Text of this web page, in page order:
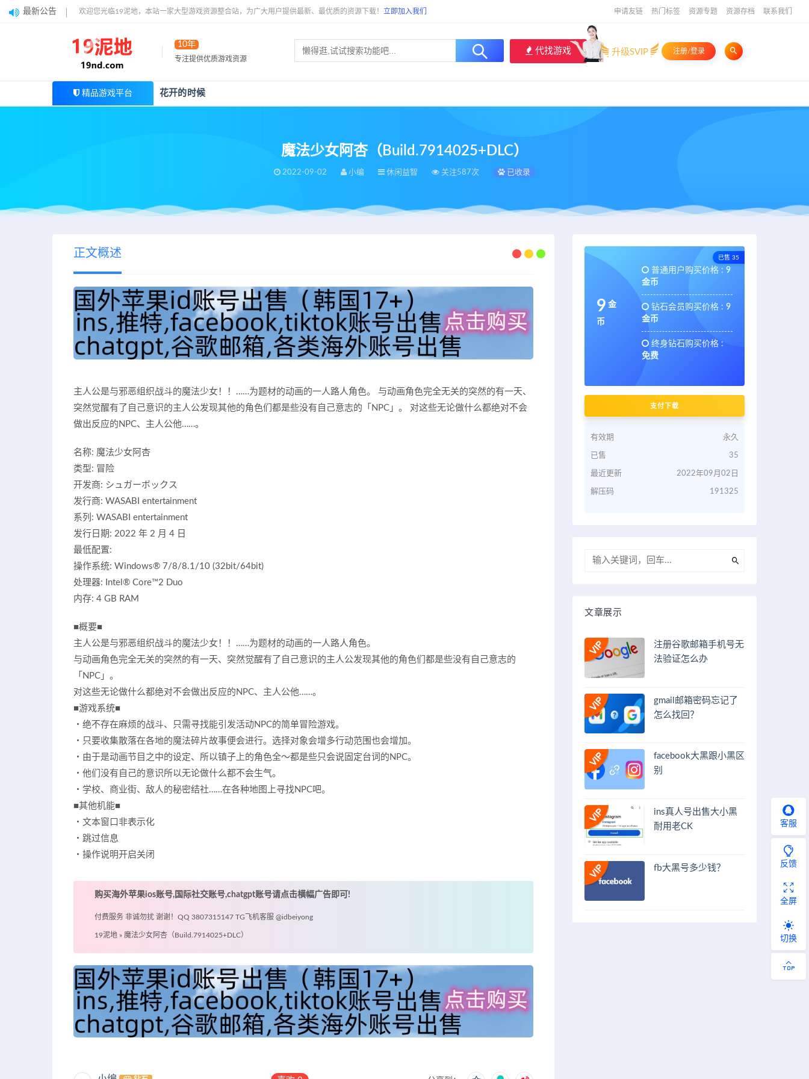
最新公告 欢迎您光临19泥地，本站一家大型游戏资源整合站，为广大用户提供最新、最优质的资源下载！ 立即加入我们 申请友链 热门标签 资源专题 资源存档 联系我们
10年
专注提供优质游戏资源
代找游戏 升级SVIP 注册/登录
精品游戏平台 花开的时候
魔法少女阿杏（Build.7914025+DLC）
2022-09-02 小编 休闲益智 关注587次 已收录
正文概述
主人公是与邪恶组织战斗的魔法少女！！……为题材的动画的一人路人角色。 与动画角色完全无关的突然的有一天、
突然觉醒有了自己意识的主人公发现其他的角色们都是些没有自己意志的「NPC」。 对这些无论做什么都绝对不会
做出反应的NPC、主人公他……。
名称: 魔法少女阿杏
类型: 冒险
开发商: シュガーボックス
发行商: WASABI entertainment
系列: WASABI entertainment
发行日期: 2022 年 2 月 4 日
最低配置:
操作系统: Windows® 7/8/8.1/10 (32bit/64bit)
处理器: Intel® Core™2 Duo
内存: 4 GB RAM
■概要■
主人公是与邪恶组织战斗的魔法少女！！……为题材的动画的一人路人角色。
与动画角色完全无关的突然的有一天、突然觉醒有了自己意识的主人公发现其他的角色们都是些没有自己意志的
「NPC」。
对这些无论做什么都绝对不会做出反应的NPC、主人公他……。
■游戏系统■
・绝不存在麻烦的战斗、只需寻找能引发活动NPC的简单冒险游戏。
・只要收集散落在各地的魔法碎片故事便会进行。选择对象会增多行动范围也会增加。
・由于是动画节目之中的设定、所以镇子上的角色全～都是些只会说固定台词的NPC。
・他们没有自己的意识所以无论做什么都不会生气。
・学校、商业街、敌人的秘密结社……在各种地图上寻找NPC吧。
■其他机能■
・文本窗口非表示化
・跳过信息
・操作说明开启关闭
购买海外苹果ios账号,国际社交账号,chatgpt账号请点击横幅广告即可!
付费服务 非诚勿扰 谢谢！QQ 3807315147 TG飞机客服 @idbeiyong
19泥地 » 魔法少女阿杏（Build.7914025+DLC）
已售 35
9 金
币
普通用户购买价格 : 9
金币
钻石会员购买价格 : 9
金币
终身钻石购买价格 :
免费
支付下载
有效期 永久
已售 35
最近更新 2022年09月02日
解压码 191325
文章展示
注册谷歌邮箱手机号无
法验证怎么办
gmail邮箱密码忘记了
怎么找回？
facebook大黑跟小黑区
别
ins真人号出售大小黑
耐用老CK
fb大黑号多少钱？
客服
反馈
全屏
切换